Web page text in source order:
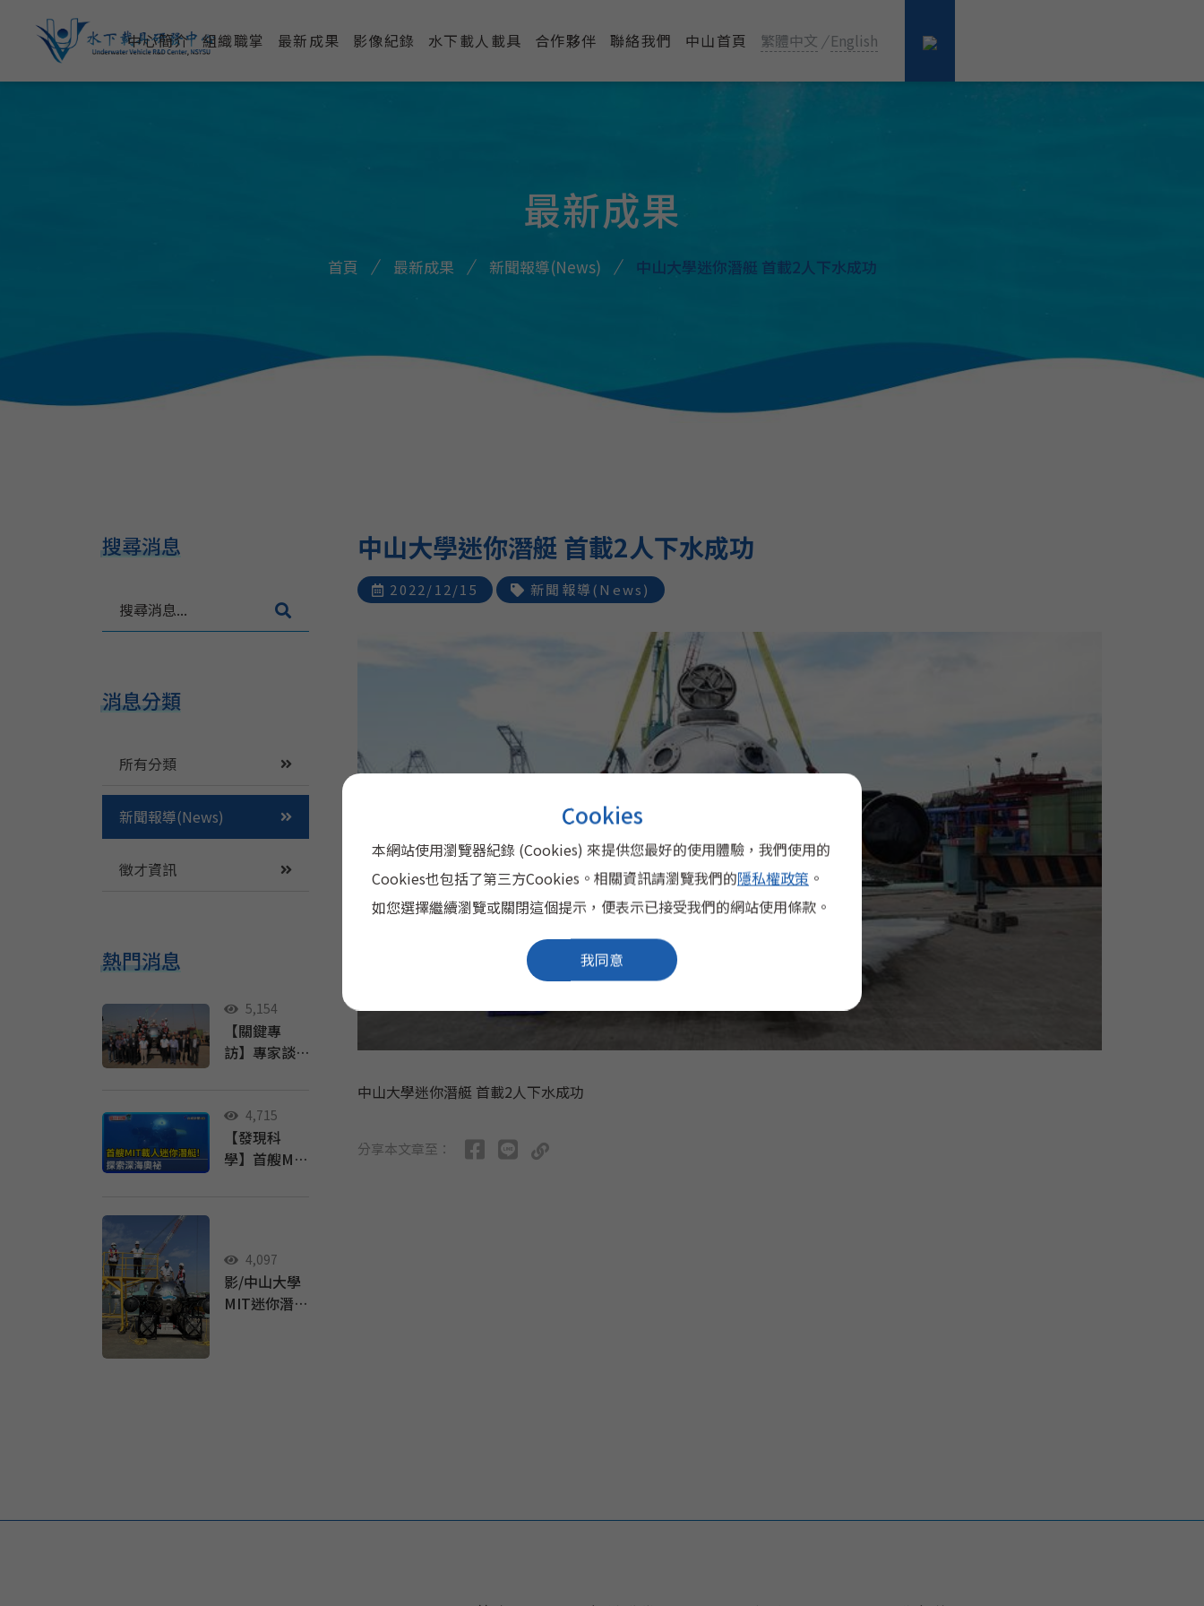
中心簡介 組織職掌 最新成果 影像紀錄 水下載人載具 合作夥伴 聯絡我們 中山首頁 繁體中文 / English
最新成果
首頁 最新成果 新聞報導(News) 中山大學迷你潛艇 首載2人下水成功
搜尋消息
.
.
消息分類
所有分類
新聞報導(News)
徵才資訊
熱門消息
5,154
【關鍵專
訪】專家談
灣對於水下
載具沒有明
文規範，政
4,715
【發現科
學】首艘MIT
4,097
影/中山大學
MIT迷你潛艇
中山大學迷你潛艇 首載2人下水成功
2022/12/15 新聞報導(News)
中山大學迷你潛艇 首載2人下水成功
分享本文章至：
Cookies
本網站使用瀏覽器紀錄 (Cookies) 來提供您最好的使用體驗，我們使用的
Cookies也包括了第三方Cookies。相關資訊請瀏覽我們的隱私權政策 。
如您選擇繼續瀏覽或關閉這個提示，便表示已接受我們的網站使用條款。
我同意